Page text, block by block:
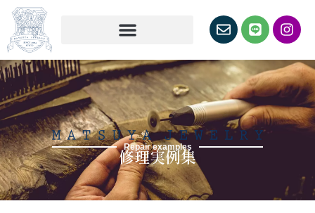
Repair examples
修理実例集